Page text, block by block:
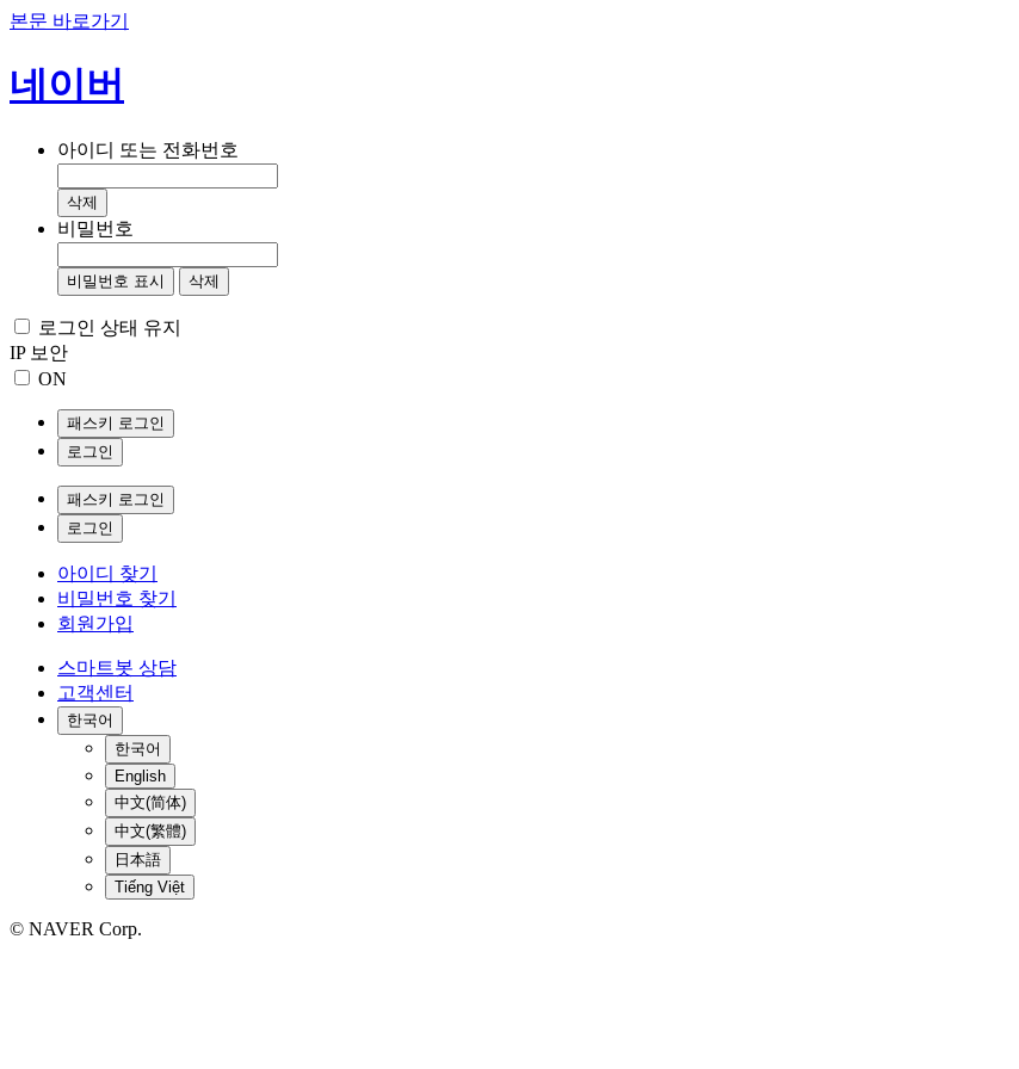
본문 바로가기
네이버
아이디 또는 전화번호
삭제
비밀번호
비밀번호 표시 삭제
로그인 상태 유지
IP 보안
ON
패스키 로그인
로그인
패스키 로그인
로그인
아이디 찾기
비밀번호 찾기
회원가입
스마트봇 상담
고객센터
한국어
한국어
English
中文(简体)
中文(繁體)
日本語
Tiếng Việt
© NAVER Corp.